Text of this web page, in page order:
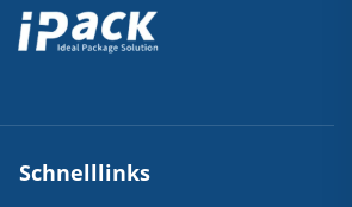
Schnelllinks